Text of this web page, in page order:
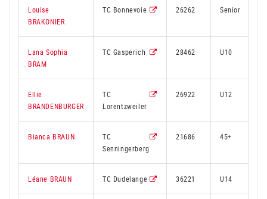
Louise
BRAKONIER
TC Bonnevoie 26262 Senior
Lana Sophia
BRAM
TC Gasperich 28462 U10
Ellie
BRANDENBURGER
TC
Lorentzweiler
26922 U12
Bianca BRAUN
TC
Senningerberg
21686 45+
Léane BRAUN TC Dudelange 36221 U14